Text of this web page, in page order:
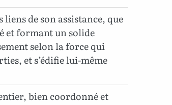
liens de son assistance, que
et formant un solide
selon la force qui
et s’édifie lui-même
bien coordonné et